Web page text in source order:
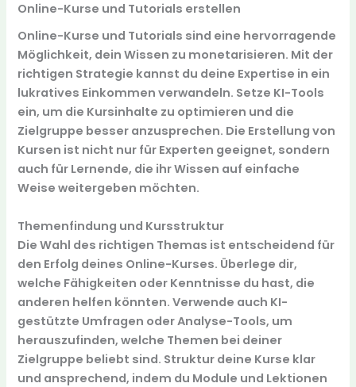
Online-Kurse und Tutorials erstellen
Online-Kurse und Tutorials sind eine hervorragende
Möglichkeit, dein Wissen zu monetarisieren. Mit der
richtigen Strategie kannst du deine Expertise in ein
lukratives Einkommen verwandeln. Setze KI-Tools
ein, um die Kursinhalte zu optimieren und die
Zielgruppe besser anzusprechen. Die Erstellung von
Kursen ist nicht nur für Experten geeignet, sondern
auch für Lernende, die ihr Wissen auf einfache
Weise weitergeben möchten.
Themenfindung und Kursstruktur
Die Wahl des richtigen Themas ist entscheidend für
den Erfolg deines Online-Kurses. Überlege dir,
welche Fähigkeiten oder Kenntnisse du hast, die
anderen helfen könnten. Verwende auch KI-
gestützte Umfragen oder Analyse-Tools, um
herauszufinden, welche Themen bei deiner
Zielgruppe beliebt sind. Struktur deine Kurse klar
und ansprechend, indem du Module und Lektionen